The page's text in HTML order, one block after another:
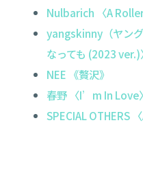
Nulbarich 〈A
yangskinny（ヤン
なっても (2023 ver.)
NEE 《贅沢》
春野 〈I’m In Love〉
SPECIAL OTHERS